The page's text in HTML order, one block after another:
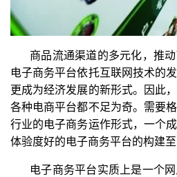
商品流通渠道的多元化，推
电子商务平台依托互联网技术的
更成为经济发展的新形式。因此
各种电商平台都不足为奇。需要
行业的电子商务运作形式，一个
体验度好的电子商务平台的构建至
电子商务平台实质上是一个